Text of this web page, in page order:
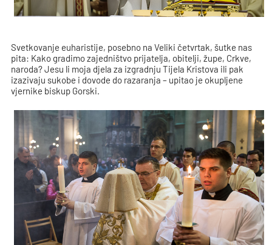
Svetkovanje euharistije, posebno na Veliki četvrtak, šutke nas
pita: Kako gradimo zajedništvo prijatelja, obitelji, župe, Crkve,
naroda? Jesu li moja djela za izgradnju Tijela Kristova ili pak
izazivaju sukobe i dovode do razaranja – upitao je okupljene
vjernike biskup Gorski.